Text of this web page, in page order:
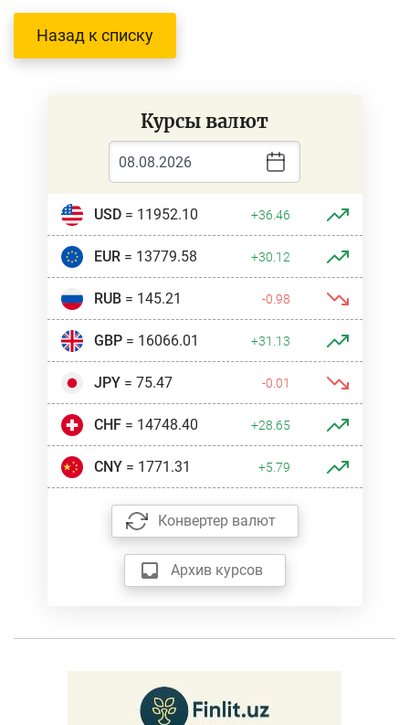
Назад к списку
Курсы валют
USD= 11952.10 +36.46
EUR= 13779.58 +30.12
RUB= 145.21 -0.98
GBP= 16066.01 +31.13
JPY= 75.47 -0.01
CHF= 14748.40 +28.65
CNY= 1771.31 +5.79
Конвертер валют
Архив курсов